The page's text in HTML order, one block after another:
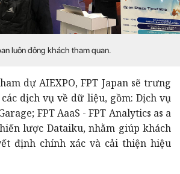
luôn đông khách tham quan.
dự AIEXPO, FPT Japan sẽ trưng
dịch vụ về dữ liệu, gồm: Dịch vụ
FPT AaaS - FPT Analytics as a
lược Dataiku, nhằm giúp khách
định chính xác và cải thiện hiệu